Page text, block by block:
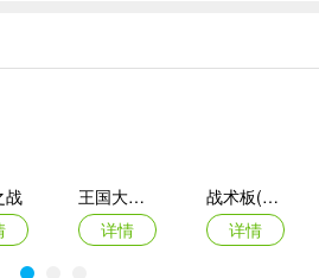
塔楼都成为刺破黑夜的希望灯塔，用
势。
咒的骑士与无所畏惧的劫掠者，在黑暗
。
战
王国大作战前线
详情
战术板(体育战术工具)
详情